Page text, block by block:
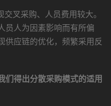
叉采购、人员费用较大。
员人为因素影响而有所偏
供应链的优化，频繁采用反
们得出分散采购模式的适用